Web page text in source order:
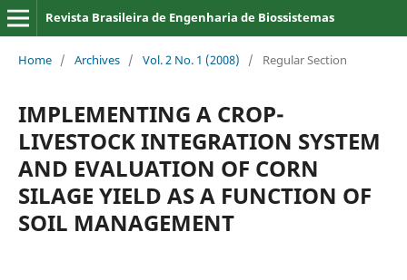
Revista Brasileira de Engenharia de Biossistemas
Home / Archives / Vol. 2 No. 1 (2008) / Regular Section
IMPLEMENTING A CROP-
LIVESTOCK INTEGRATION SYSTEM
AND EVALUATION OF CORN
SILAGE YIELD AS A FUNCTION OF
SOIL MANAGEMENT